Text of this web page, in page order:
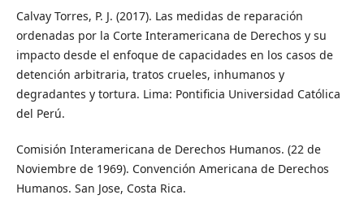
Calvay Torres, P. J. (2017). Las medidas de reparación
ordenadas por la Corte Interamericana de Derechos y su
impacto desde el enfoque de capacidades en los casos de
detención arbitraria, tratos crueles, inhumanos y
degradantes y tortura. Lima: Pontificia Universidad Católica
del Perú.
Comisión Interamericana de Derechos Humanos. (22 de
Noviembre de 1969). Convención Americana de Derechos
Humanos. San Jose, Costa Rica.